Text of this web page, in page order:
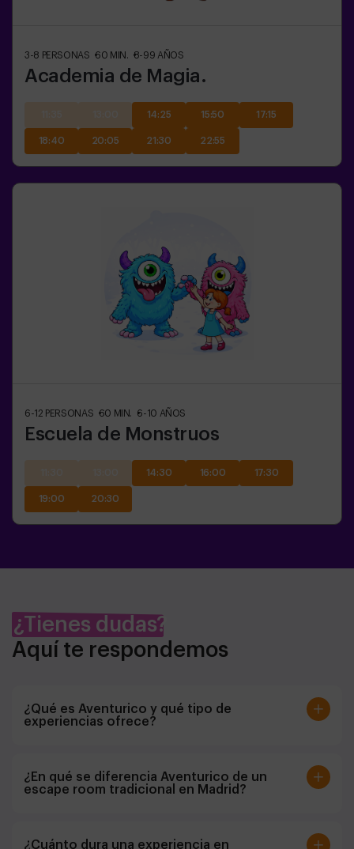
3-8 PERSONAS 60 MIN. 8-99 AÑOS
Academia de Magia.
14:25 15:50 17:15
18:40 20:05 21:30 22:55
6-12 PERSONAS 60 MIN. 6-10 AÑOS
Escuela de Monstruos
14:30 16:00 17:30
19:00 20:30
¿Tienes dudas?
Aquí te respondemos
¿Qué es Aventurico y qué tipo de
experiencias ofrece?
de 10 años de experiencia y dos ubicaciones en la
ciudad, donde vivirás experiencias inmersivas con
¿En qué se diferencia Aventurico de un
escape room tradicional en Madrid?
Madrid, Aventurico ofrece experiencias más
¿Cuánto dura una experiencia en